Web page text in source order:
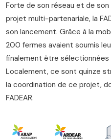
Forte de son réseau et de
projet multi-partenariale, la
son lancement. Grâce à la
200 fermes avaient soumis
finalement être sélectionnées
Localement, ce sont quinze
la coordination de ce projet,
FADEAR.